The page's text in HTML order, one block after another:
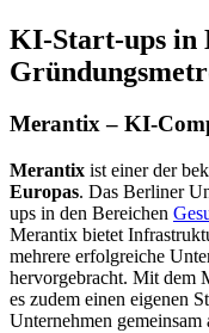
KI-Start-ups in
Merantix – KI-
Merantix ist einer der
Europas. Das Berliner
ups in den Bereichen
Merantix bietet
mehrere erfolgreiche
hervorgebracht. Mit dem
es zudem einen eigenen
Unternehmen gemeinsam